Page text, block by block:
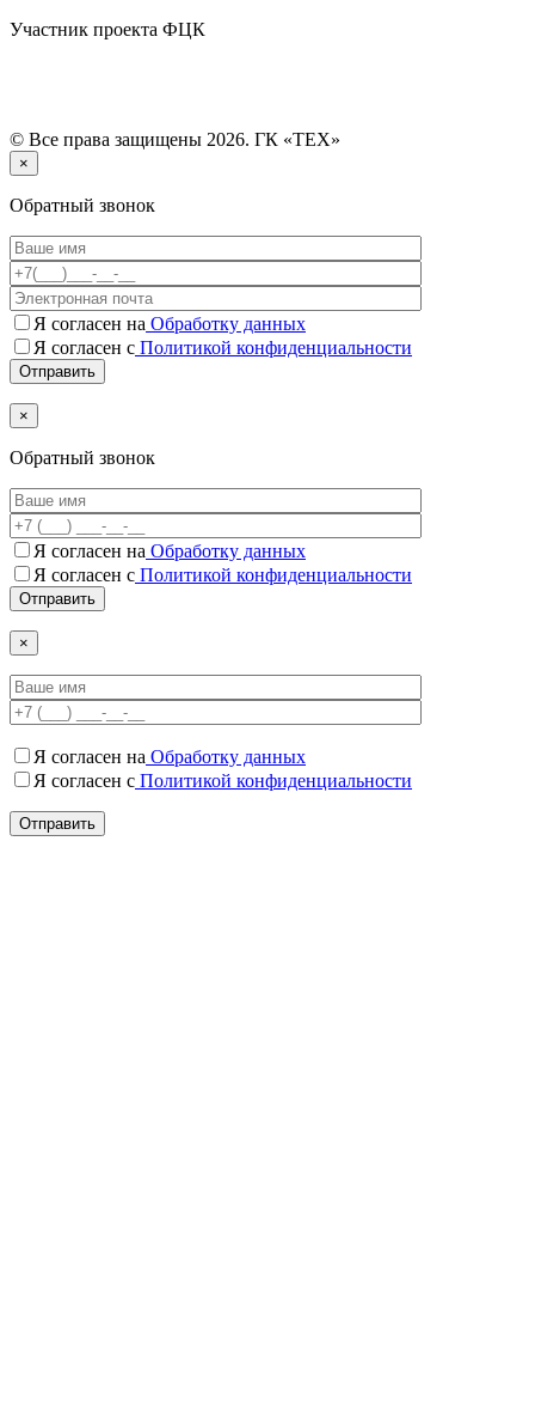
Участник проекта ФЦК
© Все права защищены 2026. ГК «ТЕХ»
×
Обратный звонок
Я согласен на Обработку данных
Я согласен с Политикой конфиденциальности
×
Обратный звонок
Я согласен на Обработку данных
Я согласен c Политикой конфиденциальности
×
Я согласен на Обработку данных
Я согласен c Политикой конфиденциальности